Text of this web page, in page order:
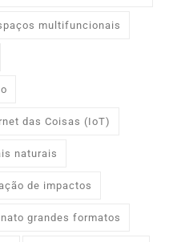
multifuncionais
das Coisas (IoT)
naturais
de impactos
grandes formatos